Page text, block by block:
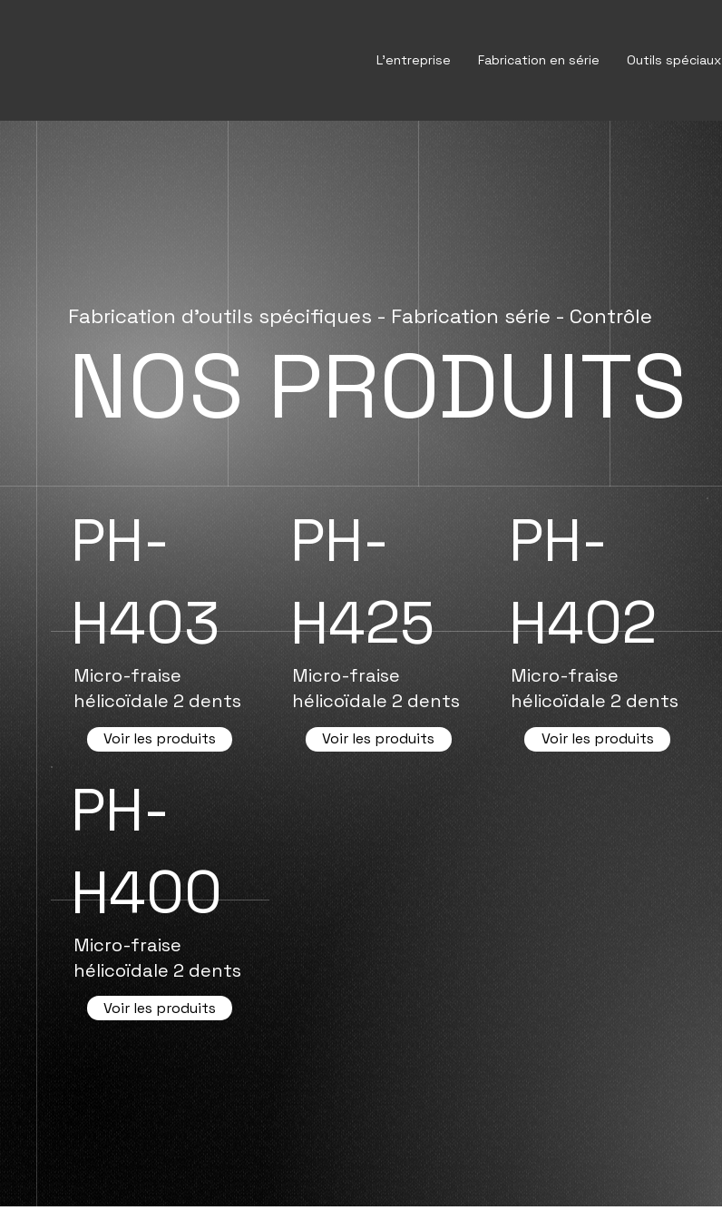
L'entreprise Fabrication en série Outils spéciaux
PH-
H403
Micro-fraise
hélicoïdale 2 dents
Voir les produits
PH-
H425
Micro-fraise
hélicoïdale 2 dents
Voir les produits
PH-
H402
Micro-fraise
hélicoïdale 2 dents
Voir les produits
PH-
H400
Micro-fraise
hélicoïdale 2 dents
Voir les produits
Fabrication d’outils spécifiques - Fabrication série - Contrôle
NOS PRODUITS